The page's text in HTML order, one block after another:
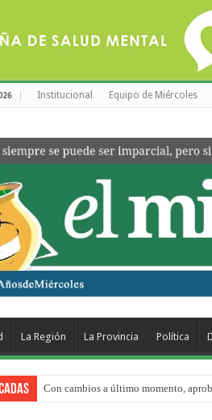
Institucional Equipo de Miércoles
La Región La Provincia Política
Con cambios a último momento,
Del viernes 7 al domingo 9 de agosto: